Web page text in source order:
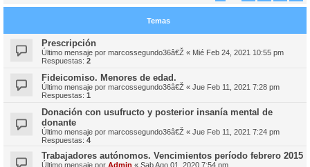
Temas
Prescripción
Último mensaje por marcossegundo36â€Ž « Mié Feb 24, 2021 10:55 pm
Respuestas: 2
Fideicomiso. Menores de edad.
Último mensaje por marcossegundo36â€Ž « Jue Feb 11, 2021 7:28 pm
Respuestas: 1
Donación con usufructo y posterior insanía mental de
donante
Último mensaje por marcossegundo36â€Ž « Jue Feb 11, 2021 7:24 pm
Respuestas: 4
Trabajadores autónomos. Vencimientos período febrero 2015
Último mensaje por Admin « Sab Ago 01, 2020 7:54 pm